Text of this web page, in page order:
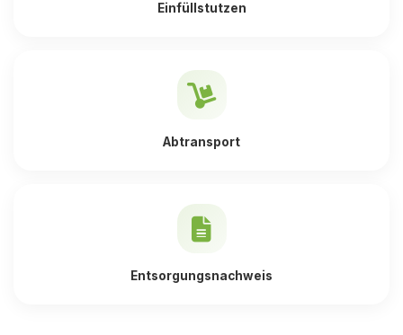
Einfüllstutzen
Abtransport
Entsorgungsnachweis